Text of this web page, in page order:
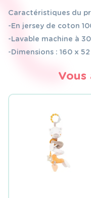
Caractéristiques du
-En jersey de coton
-Lavable machine à
-Dimensions : 160 x
Vous